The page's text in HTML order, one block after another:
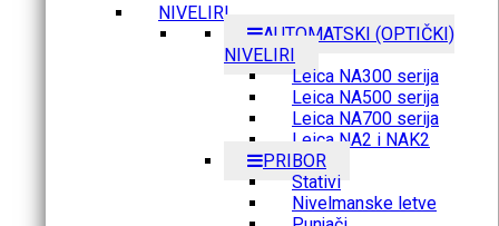
NIVELIRI
AUTOMATSKI (OPTIČKI)
NIVELIRI
Leica NA300 serija
Leica NA500 serija
Leica NA700 serija
Leica NA2 i NAK2
PRIBOR
Stativi
Nivelmanske letve